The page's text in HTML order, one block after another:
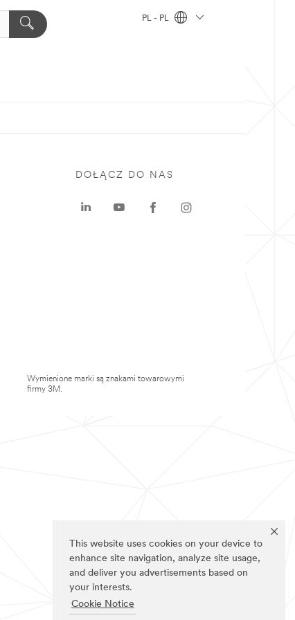
This website uses cookies on your device to
enhance site navigation, analyze site usage,
and deliver you advertisements based on
your interests.
Cookie Notice
PL - PL
DOŁĄCZ DO NAS
Wymienione marki są znakami towarowymi
firmy 3M.